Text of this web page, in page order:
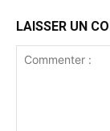
LAISSER UN